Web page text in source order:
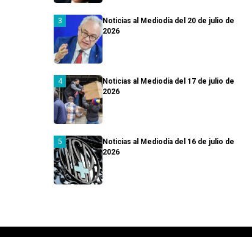
Noticias al Mediodía del 20 de julio de
2026
Noticias al Mediodía del 17 de julio de
2026
Noticias al Mediodía del 16 de julio de
2026